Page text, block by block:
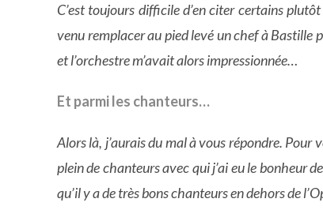
C’est toujours difficile d’en citer certains
venu remplacer au pied levé un chef à
et l’orchestre m’avait alors impressionnée…
Et parmi les chanteurs…
Alors là, j’aurais du mal à vous répondre. Pour
plein de chanteurs avec qui j’ai eu le bonheur
qu’il y a de très bons chanteurs en dehors de